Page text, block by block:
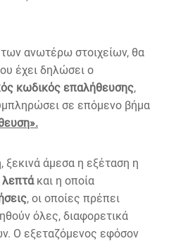
ανωτέρω στοιχείων, θα
έχει δηλώσει ο
κωδικός επαλήθευσης,
σε επόμενο βήμα
άμεσα η εξέταση η
λεπτάκαι η οποία
, οι οποίες πρέπει
όλες, διαφορετικά
Ο εξεταζόμενος εφόσον